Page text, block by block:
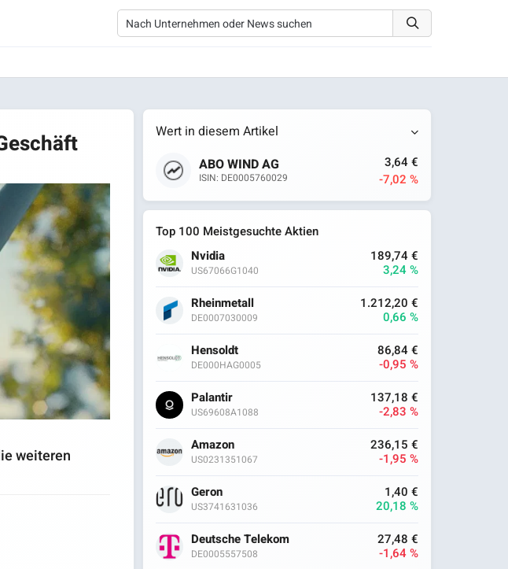
weiteren
Wert in diesem Artikel
ABO WIND AG
ISIN: DE0005760029
3,64 €
-7,02 %
Top 100 Meistgesuchte Aktien
Nvidia
US67066G1040
189,74 €
3,24 %
Rheinmetall
DE0007030009
1.212,20 €
0,66 %
Hensoldt
DE000HAG0005
86,84 €
-0,95 %
Palantir
US69608A1088
137,18 €
-2,83 %
Amazon
US0231351067
236,15 €
-1,95 %
Geron
US3741631036
1,40 €
20,18 %
Deutsche Telekom
DE0005557508
27,48 €
-1,64 %